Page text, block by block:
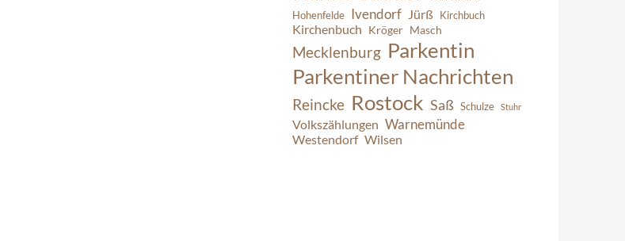
Hohenfelde Ivendorf Jürß Kirchbuch
Kirchenbuch Kröger Masch
Mecklenburg Parkentin
Parkentiner Nachrichten
Reincke Rostock Saß Schulze Stuhr
Volkszählungen Warnemünde
Westendorf Wilsen